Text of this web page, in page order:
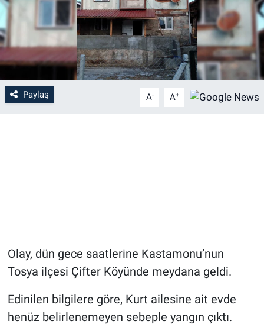
Paylaş A- A+
Olay, dün gece saatlerine Kastamonu’nun
Tosya ilçesi Çifter Köyünde meydana geldi.
Edinilen bilgilere göre, Kurt ailesine ait evde
henüz belirlenemeyen sebeple yangın çıktı.